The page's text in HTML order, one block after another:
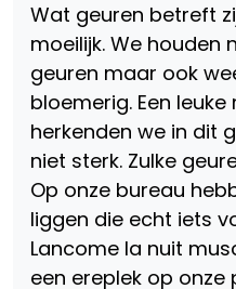
Wat geuren betreft
moeilijk. We houden
geuren maar ook
bloemerig. Een leuke
herkenden we in dit
niet sterk. Zulke
Op onze bureau
liggen die echt iets
Lancome la nuit
een ereplek op onze